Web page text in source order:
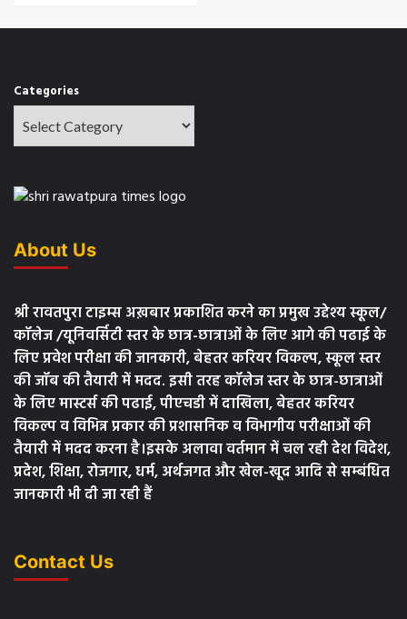
Categories
About Us
श्री रावतपुरा टाइम्स अख़बार प्रकाशित करने का प्रमुख उद्देश्य स्कूल/
कॉलेज /यूनिवर्सिटी स्तर के छात्र-छात्राओं के लिए आगे की पढाई के
लिए प्रवेश परीक्षा की जानकारी, बेहतर करियर विकल्प, स्कूल स्तर
की जॉब की तैयारी में मदद. इसी तरह कॉलेज स्तर के छात्र-छात्राओं
के लिए मास्टर्स की पढाई, पीएचडी में दाखिला, बेहतर करियर
विकल्प व विभिन्न प्रकार की प्रशासनिक व विभागीय परीक्षाओं की
तैयारी में मदद करना है।इसके अलावा वर्तमान में चल रही देश विदेश,
प्रदेश, शिक्षा, रोजगार, धर्म, अर्थजगत और खेल-खूद आदि से सम्बंधित
जानकारी भी दी जा रही हैं
Contact Us